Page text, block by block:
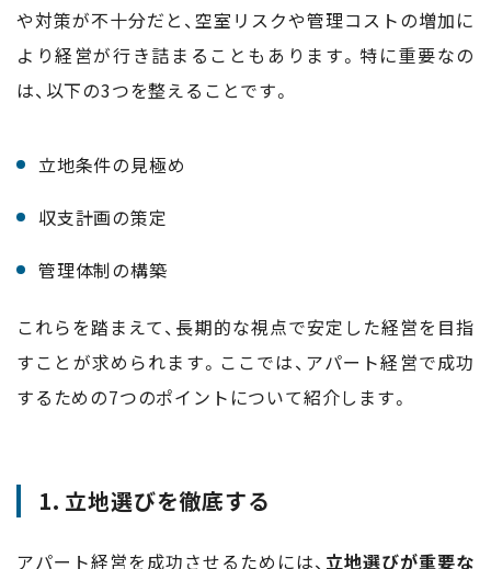
や対策が不十分だと、空室リスクや管理コストの増加に
より経営が行き詰まることもあります。特に重要なの
は、以下の3つを整えることです。
立地条件の見極め
収支計画の策定
管理体制の構築
これらを踏まえて、長期的な視点で安定した経営を目指
すことが求められます。ここでは、アパート経営で成功
するための7つのポイントについて紹介します。
1. 立地選びを徹底する
アパート経営を成功させるためには、 立地選びが重要な